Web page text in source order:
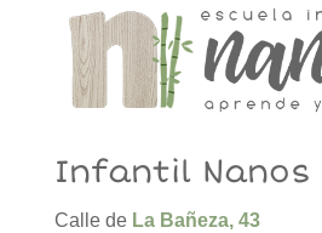
Infantil Nanos
Calle de La Bañeza, 43